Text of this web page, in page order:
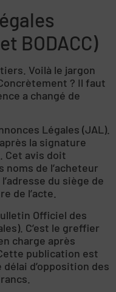
BODACC)
Voilà le jargon
? Il faut
a changé de
Légales (JAL).
la signature
Cet avis doit
de l’acheteur
du siège de
de l’acte.
Officiel des
C’est le greffier
charge après
publication est
d’opposition des